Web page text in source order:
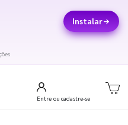
Instalar
Entre ou cadastre-se